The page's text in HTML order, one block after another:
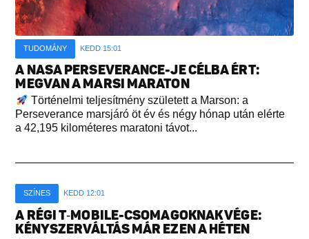
TUDOMÁNY KEDD 15:01
A NASA PERSEVERANCE-JE CÉLBA ÉRT:
MEGVAN A MARSI MARATON
Történelmi teljesítmény született a Marson: a
Perseverance marsjáró öt év és négy hónap után elérte
a 42,195 kilométeres maratoni távot...
SZÍNES KEDD 12:01
A RÉGI T‑MOBILE-CSOMAGOKNAK VÉGE:
KÉNYSZERVÁLTÁS MÁR EZEN A HÉTEN